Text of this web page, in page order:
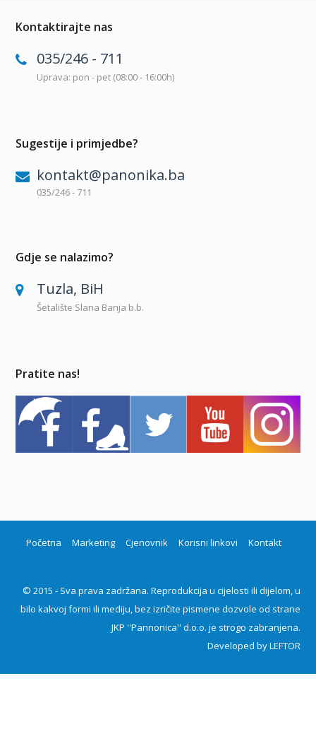
Kontaktirajte nas
035/246 - 711
Uprava: pon - pet (08:00 - 16:00h)
Sugestije i primjedbe?
kontakt@panonika.ba
035/246 - 711
Gdje se nalazimo?
Tuzla, BiH
Šetalište Slana Banja b.b.
Pratite nas!
Početna Marketing Cjenovnik Korisni linkovi Kontakt
© 2015 - Sva prava zadržana. Reprodukcija u cijelosti ili dijelom, u
bilo kakvoj formi ili mediju, bez izričite pismene dozvole od strane
JKP ''Pannonica'' d.o.o. je strogo zabranjena.
Developed byLEFTOR